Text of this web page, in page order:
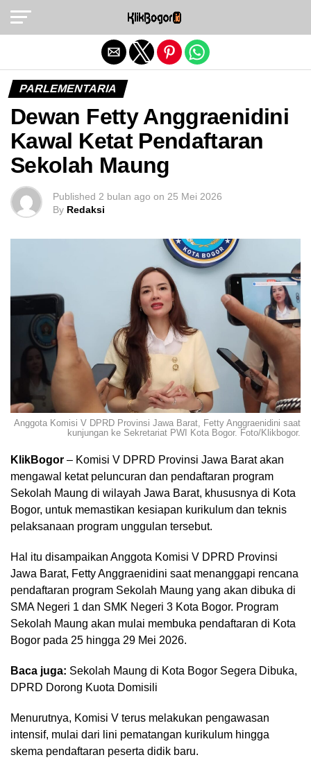
PARLEMENTARIA
Dewan Fetty Anggraenidini
Kawal Ketat Pendaftaran
Sekolah Maung
Published 2 bulan ago on 25 Mei 2026
By Redaksi
Anggota Komisi V DPRD Provinsi Jawa Barat, Fetty Anggraenidini saat
kunjungan ke Sekretariat PWI Kota Bogor. Foto/Klikbogor.
KlikBogor – Komisi V DPRD Provinsi Jawa Barat akan
mengawal ketat peluncuran dan pendaftaran program
Sekolah Maung di wilayah Jawa Barat, khususnya di Kota
Bogor, untuk memastikan kesiapan kurikulum dan teknis
pelaksanaan program unggulan tersebut.
Hal itu disampaikan Anggota Komisi V DPRD Provinsi
Jawa Barat, Fetty Anggraenidini saat menanggapi rencana
pendaftaran program Sekolah Maung yang akan dibuka di
SMA Negeri 1 dan SMK Negeri 3 Kota Bogor. Program
Sekolah Maung akan mulai membuka pendaftaran di Kota
Bogor pada 25 hingga 29 Mei 2026.
Baca juga: Sekolah Maung di Kota Bogor Segera Dibuka,
DPRD Dorong Kuota Domisili
Menurutnya, Komisi V terus melakukan pengawasan
intensif, mulai dari lini pematangan kurikulum hingga
skema pendaftaran peserta didik baru.
Exit mobile version